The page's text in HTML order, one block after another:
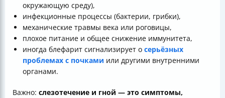
окружающую среду),
инфекционные процессы (бактерии, грибки),
механические травмы века или роговицы,
плохое питание и общее снижение иммунитета,
иногда блефарит сигнализирует о серьёзных
проблемах с почками или другими внутренними
органами.
Важно: слезотечение и гной — это симптомы,